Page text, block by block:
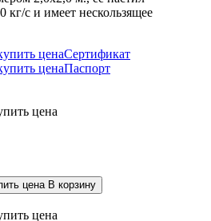
кг/с и имеет нескользящее
Сертификат
Паспорт
В корзину